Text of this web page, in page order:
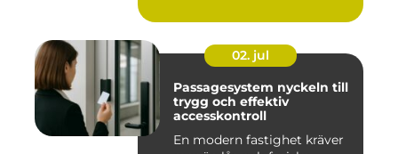
02. jul
Passagesystem nyckeln till
trygg och effektiv
accesskontroll
En modern fastighet kräver